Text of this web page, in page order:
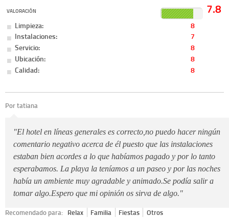
VALORACIÓN 7.8
Limpieza:
8
Instalaciones:
7
Servicio:
8
Ubicación:
8
Calidad:
8
Por tatiana
"El hotel en líneas generales es correcto,no puedo hacer ningún
comentario negativo acerca de él puesto que las instalaciones
estaban bien acordes a lo que habíamos pagado y por lo tanto
esperabamos. La playa la teníamos a un paseo y por las noches
había un ambiente muy agradable y animado.Se podía salir a
tomar algo.Espero que mi opinión os sirva de algo."
Recomendado para: Relax Familia Fiestas Otros